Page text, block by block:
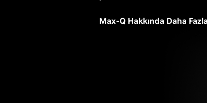
Max-Q Hakkında Daha